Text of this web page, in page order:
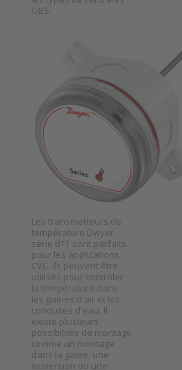
GBS.
température
de montage
en gaine
Dwyer série
BTT
2023511
Les transmetteurs de
température Dwyer
série BTT sont parfaits
pour les applications
CVC. Ils peuvent être
utilisés pour contrôler
la température dans
les gaines d'air et les
conduites d'eau. Il
existe plusieurs
possibilités de montage
comme un montage
dans la gaine, une
immersion ou une
Press ENTER
for more
options to
Transmetteur
de
température
de montage
en gaine
Dwyer série
BTT